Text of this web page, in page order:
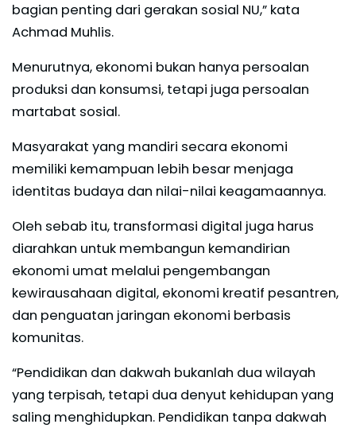
bagian penting dari gerakan sosial NU,” kata
Achmad Muhlis.
Menurutnya, ekonomi bukan hanya persoalan
produksi dan konsumsi, tetapi juga persoalan
martabat sosial.
Masyarakat yang mandiri secara ekonomi
memiliki kemampuan lebih besar menjaga
identitas budaya dan nilai-nilai keagamaannya.
Oleh sebab itu, transformasi digital juga harus
diarahkan untuk membangun kemandirian
ekonomi umat melalui pengembangan
kewirausahaan digital, ekonomi kreatif pesantren,
dan penguatan jaringan ekonomi berbasis
komunitas.
“Pendidikan dan dakwah bukanlah dua wilayah
yang terpisah, tetapi dua denyut kehidupan yang
saling menghidupkan. Pendidikan tanpa dakwah